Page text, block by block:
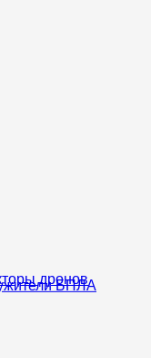
дронов
БПЛА